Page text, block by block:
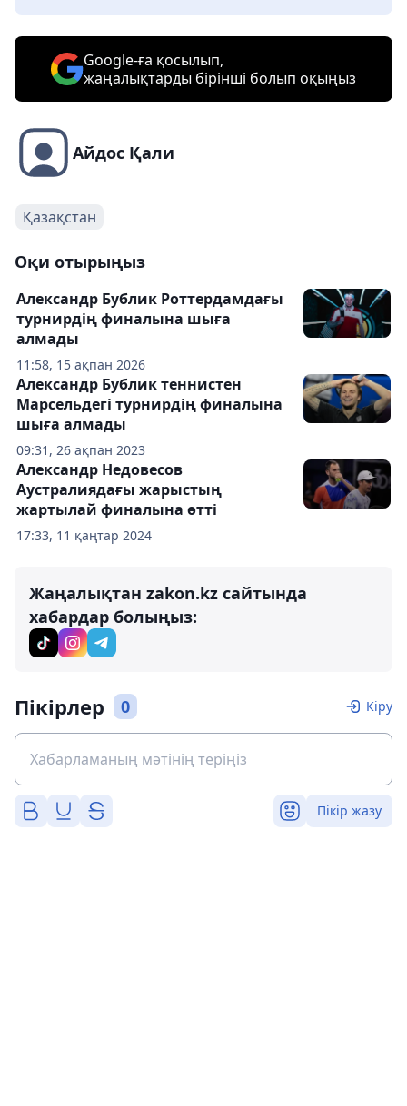
Google-ға қосылып,
жаңалықтарды бірінші болып оқыңыз
Айдос Қали
Қазақстан
Оқи отырыңыз
11:58, 15 ақпан 2026
Александр Бублик Роттердамдағы
турнирдің финалына шыға
алмады
09:31, 26 ақпан 2023
Александр Бублик теннистен
Марсельдегі турнирдің финалына
шыға алмады
17:33, 11 қаңтар 2024
Александр Недовесов
Аустралиядағы жарыстың
жартылай финалына өтті
Жаңалықтан zakon.kz сайтында
хабардар болыңыз:
Пікірлер 0 Кіру
Пікір жазу